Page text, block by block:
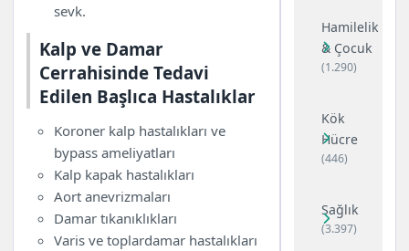
sevk.
Kalp ve Damar
Cerrahisinde Tedavi
Edilen Başlıca Hastalıklar
Koroner kalp hastalıkları ve
bypass ameliyatları
Kalp kapak hastalıkları
Aort anevrizmaları
Damar tıkanıklıkları
Varis ve toplardamar hastalıkları
Hamilelik
& Çocuk
(1.290)
Kök
Hücre
(446)
Sağlık
(3.397)